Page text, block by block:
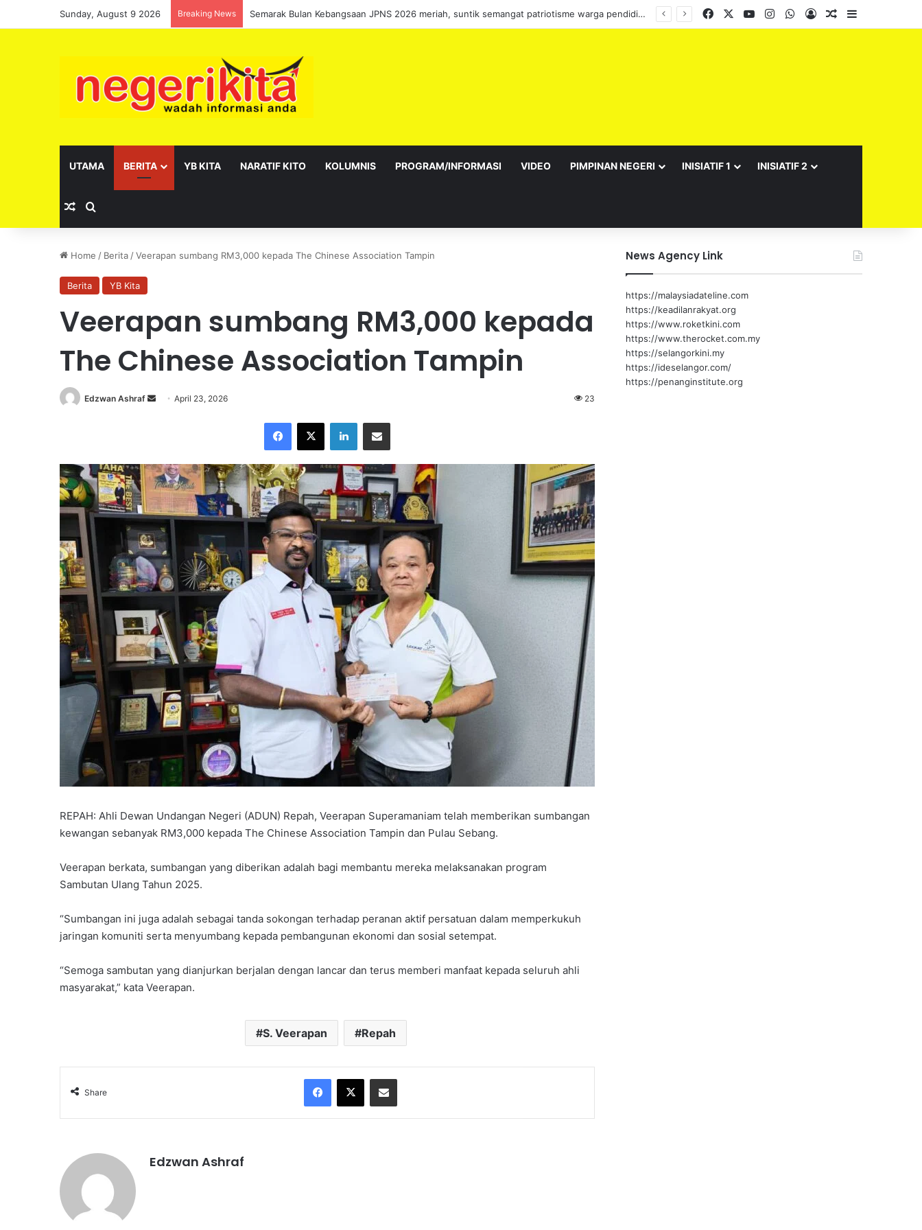
Sunday, August 9 2026 Breaking News Pelantikan sebagai Exco satu amanah besar – Siow Kong Choon Facebook YouTubeInstagramWhatsApp
Log InRandom Article
UTAMA BERITA YB KITA NARATIF KITO KOLUMNIS PROGRAM/INFORMASI VIDEO PIMPINAN NEGERI INISIATIF 1 INISIATIF 2
Random Article
Home / Berita /Veerapan sumbang RM3,000 kepada The Chinese Association Tampin
Berita YB Kita
Veerapan sumbang RM3,000 kepada
The Chinese Association Tampin
Edzwan Ashraf
a
n
e
m
a
i
l
April 23, 2026 23
REPAH: Ahli Dewan Undangan Negeri (ADUN) Repah, Veerapan Superamaniam telah memberikan sumbangan
kewangan sebanyak RM3,000 kepada The Chinese Association Tampin dan Pulau Sebang.
Veerapan berkata, sumbangan yang diberikan adalah bagi membantu mereka melaksanakan program
Sambutan Ulang Tahun 2025.
“Sumbangan ini juga adalah sebagai tanda sokongan terhadap peranan aktif persatuan dalam memperkukuh
jaringan komuniti serta menyumbang kepada pembangunan ekonomi dan sosial setempat.
“Semoga sambutan yang dianjurkan berjalan dengan lancar dan terus memberi manfaat kepada seluruh ahli
masyarakat,” kata Veerapan.
S. Veerapan Repah
Share
Edzwan Ashraf
News Agency Link
https://malaysiadateline.com
https://keadilanrakyat.org
https://www.roketkini.com
https://www.therocket.com.my
https://selangorkini.my
https://ideselangor.com/
https://penanginstitute.org